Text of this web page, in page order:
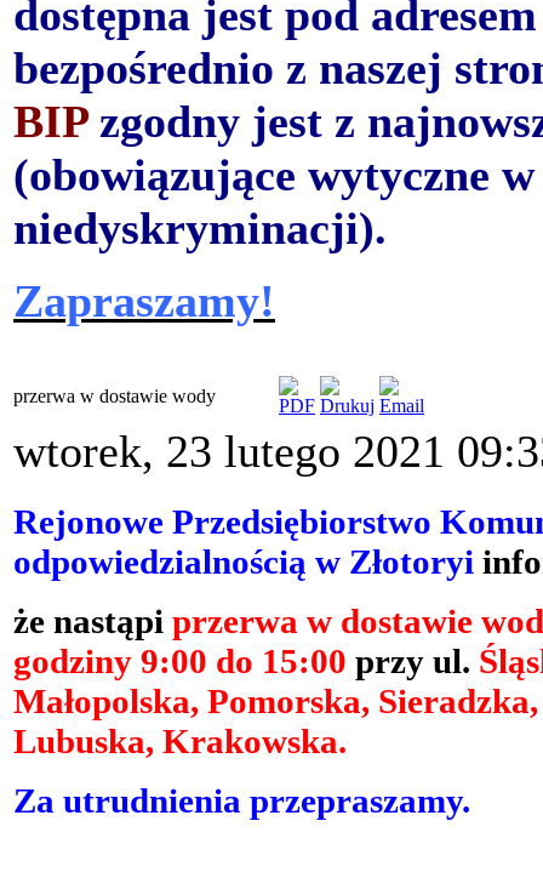
dostępna jest pod
bezpośrednio z naszej
BIPzgodny jest z
(obowiązujące wytyczne
niedyskryminacji).
Zapraszamy!
przerwa w dostawie wody
wtorek, 23 lutego 2021
Rejonowe Przedsiębiorstwo
odpowiedzialnością w Złotoryi
że nastąpi przerwa w dostawie
godziny 9:00 do 15:00 przy ul.
Małopolska, Pomorska,
Lubuska, Krakowska.
Za utrudnienia przepraszamy.